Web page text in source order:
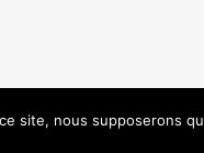
site, nous supposerons